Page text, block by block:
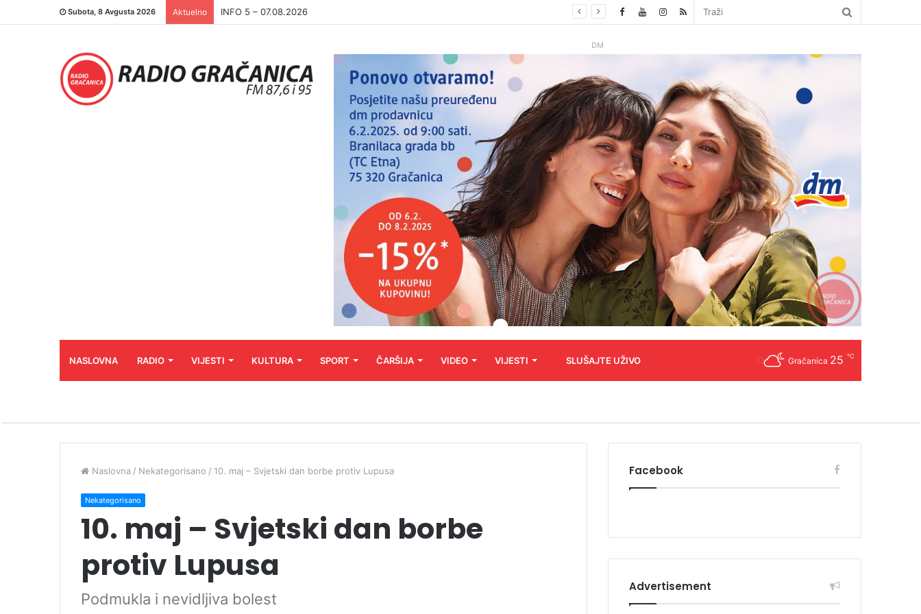
Subota, 8 Avgusta 2026 Aktuelno INFO 5 – 06.08.2026.
DM
NASLOVNA RADIO VIJESTI KULTURA SPORT ČARŠIJA VIDEO VIJESTI SLUŠAJTE UŽIVO Gračanica 25 ℃
Naslovna / Nekategorisano / 10. maj – Svjetski dan borbe protiv Lupusa
Nekategorisano
10. maj – Svjetski dan borbe
protiv Lupusa
Podmukla i nevidljiva bolest
Facebook
Advertisement